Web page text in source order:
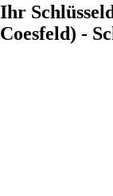
Ihr
Coesfeld) -